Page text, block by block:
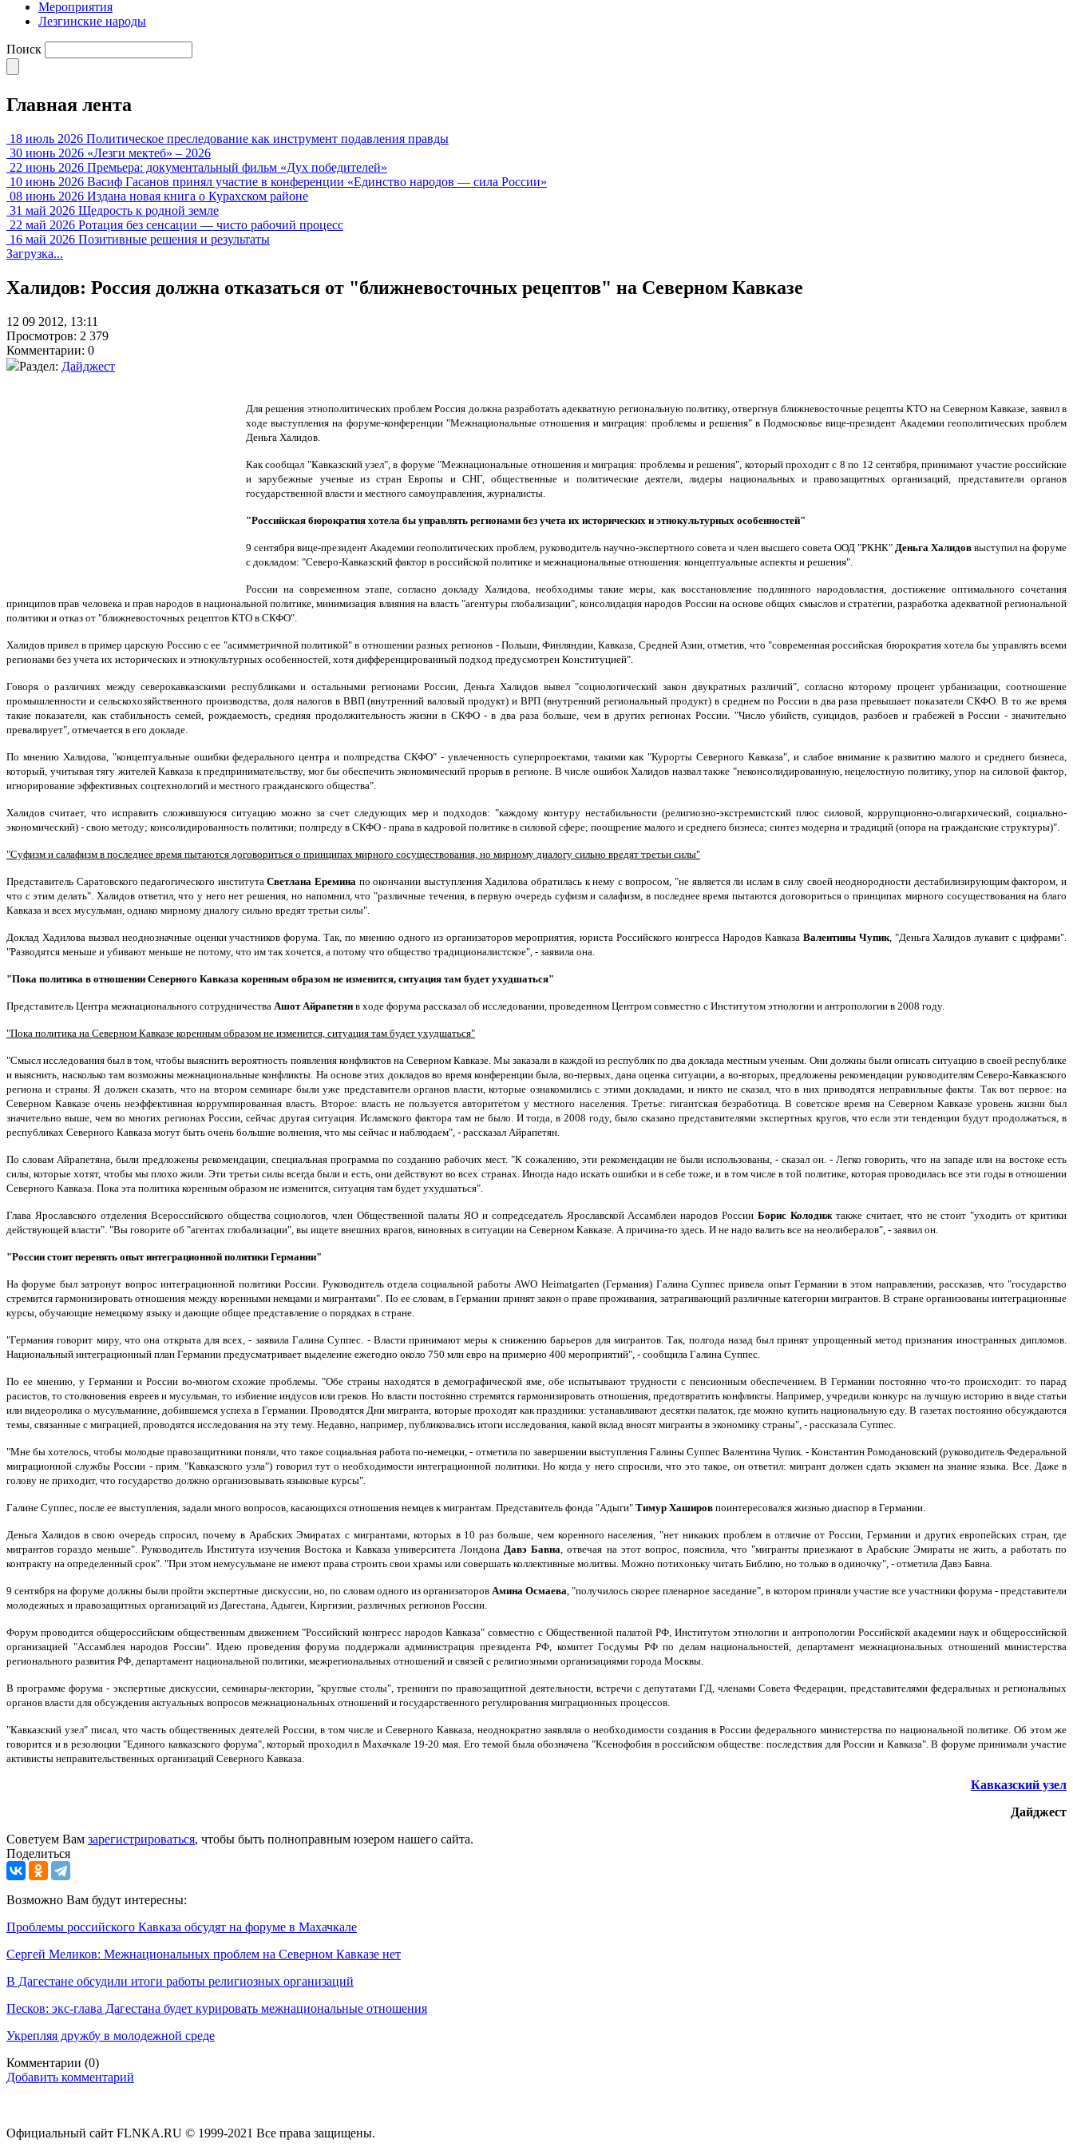
Мероприятия
Лезгинские народы
Поиск
Главная лента
18 июль 2026 Политическое преследование как инструмент подавления правды
30 июнь 2026 «Лезги мектеб» – 2026
22 июнь 2026 Премьера: документальный фильм «Дух победителей»
10 июнь 2026 Васиф Гасанов принял участие в конференции «Единство народов — сила России»
08 июнь 2026 Издана новая книга о Курахском районе
31 май 2026 Щедрость к родной земле
22 май 2026 Ротация без сенсации — чисто рабочий процесс
16 май 2026 Позитивные решения и результаты
Загрузка...
Халидов: Россия должна отказаться от "ближневосточных рецептов" на Северном Кавказе
12 09 2012, 13:11
Просмотров: 2 379
Комментарии: 0
Раздел: Дайджест
Для решения этнополитических проблем Россия должна разработать адекватную региональную политику, отвергнув ближневосточные рецепты КТО на Северном Кавказе, заявил в
ходе выступления на форуме-конференции "Межнациональные отношения и миграция: проблемы и решения" в Подмосковье вице-президент Академии геополитических проблем
Деньга Халидов.
Как сообщал "Кавказский узел", в форуме "Межнациональные отношения и миграция: проблемы и решения", который проходит с 8 по 12 сентября, принимают участие российские
и зарубежные ученые из стран Европы и СНГ, общественные и политические деятели, лидеры национальных и правозащитных организаций, представители органов
государственной власти и местного самоуправления, журналисты.
"Российская бюрократия хотела бы управлять регионами без учета их исторических и этнокультурных особенностей"
9 сентября вице-президент Академии геополитических проблем, руководитель научно-экспертного совета и член высшего совета ООД "РКНК" Деньга Халидоввыступил на форуме
с докладом: "Северо-Кавказский фактор в российской политике и межнациональные отношения: концептуальные аспекты и решения".
России на современном этапе, согласно докладу Халидова, необходимы такие меры, как восстановление подлинного народовластия, достижение оптимального сочетания
принципов прав человека и прав народов в национальной политике, минимизация влияния на власть "агентуры глобализации", консолидация народов России на основе общих смыслов и стратегии, разработка адекватной региональной
политики и отказ от "ближневосточных рецептов КТО в СКФО".
Халидов привел в пример царскую Россию с ее "асимметричной политикой" в отношении разных регионов - Польши, Финляндии, Кавказа, Средней Азии, отметив, что "современная российская бюрократия хотела бы управлять всеми
регионами без учета их исторических и этнокультурных особенностей, хотя дифференцированный подход предусмотрен Конституцией".
Говоря о различиях между северокавказскими республиками и остальными регионами России, Деньга Халидов вывел "социологический закон двукратных различий", согласно которому процент урбанизации, соотношение
промышленности и сельскохозяйственного производства, доля налогов в ВВП (внутренний валовый продукт) и ВРП (внутренний региональный продукт) в среднем по России в два раза превышает показатели СКФО. В то же время
такие показатели, как стабильность семей, рождаемость, средняя продолжительность жизни в СКФО - в два раза больше, чем в других регионах России. "Число убийств, суицидов, разбоев и грабежей в России - значительно
превалирует", отмечается в его докладе.
По мнению Халидова, "концептуальные ошибки федерального центра и полпредства СКФО" - увлеченность суперпроектами, такими как "Курорты Северного Кавказа", и слабое внимание к развитию малого и среднего бизнеса,
который, учитывая тягу жителей Кавказа к предпринимательству, мог бы обеспечить экономический прорыв в регионе. В числе ошибок Халидов назвал также "неконсолидированную, нецелостную политику, упор на силовой фактор,
игнорирование эффективных соцтехнологий и местного гражданского общества".
Халидов считает, что исправить сложившуюся ситуацию можно за счет следующих мер и подходов: "каждому контуру нестабильности (религиозно-экстремистский плюс силовой, коррупционно-олигархический, социально-
экономический) - свою методу; консолидированность политики; полпреду в СКФО - права в кадровой политике в силовой сфере; поощрение малого и среднего бизнеса; синтез модерна и традиций (опора на гражданские структуры)".
"Суфизм и салафизм в последнее время пытаются договориться о принципах мирного сосуществования, но мирному диалогу сильно вредят третьи силы"
Представитель Саратовского педагогического институтаСветлана Еремина по окончании выступления Хадилова обратилась к нему с вопросом, "не является ли ислам в силу своей неоднородности дестабилизирующим фактором, и
что с этим делать". Халидов ответил, что у него нет решения, но напомнил, что "различные течения, в первую очередь суфизм и салафизм, в последнее время пытаются договориться о принципах мирного сосуществования на благо
Кавказа и всех мусульман, однако мирному диалогу сильно вредят третьи силы".
Доклад Хадилова вызвал неоднозначные оценки участников форума. Так, по мнению одного из организаторов мероприятия, юриста Российского конгресса Народов Кавказа Валентины Чупик, "Деньга Халидов лукавит с цифрами".
"Разводятся меньше и убивают меньше не потому, что им так хочется, а потому что общество традиционалистское", - заявила она.
"Пока политика в отношении Северного Кавказа коренным образом не изменится, ситуация там будет ухудшаться"
Представитель Центра межнационального сотрудничества Ашот Айрапетян в ходе форума рассказал об исследовании, проведенном Центром совместно с Институтом этнологии и антропологии в 2008 году.
"Пока политика на Северном Кавказе коренным образом не изменится, ситуация там будет ухудшаться"
"Смысл исследования был в том, чтобы выяснить вероятность появления конфликтов на Северном Кавказе. Мы заказали в каждой из республик по два доклада местным ученым. Они должны были описать ситуацию в своей республике
и выяснить, насколько там возможны межнациональные конфликты. На основе этих докладов во время конференции была, во-первых, дана оценка ситуации, а во-вторых, предложены рекомендации руководителям Северо-Кавказского
региона и страны. Я должен сказать, что на втором семинаре были уже представители органов власти, которые ознакомились с этими докладами, и никто не сказал, что в них приводятся неправильные факты. Так вот первое: на
Северном Кавказе очень неэффективная коррумпированная власть. Второе: власть не пользуется авторитетом у местного населения. Третье: гигантская безработица. В советское время на Северном Кавказе уровень жизни был
значительно выше, чем во многих регионах России, сейчас другая ситуация. Исламского фактора там не было. И тогда, в 2008 году, было сказано представителями экспертных кругов, что если эти тенденции будут продолжаться, в
республиках Северного Кавказа могут быть очень большие волнения, что мы сейчас и наблюдаем", - рассказал Айрапетян.
По словам Айрапетяна, были предложены рекомендации, специальная программа по созданию рабочих мест. "К сожалению, эти рекомендации не были использованы, - сказал он. - Легко говорить, что на западе или на востоке есть
силы, которые хотят, чтобы мы плохо жили. Эти третьи силы всегда были и есть, они действуют во всех странах. Иногда надо искать ошибки и в себе тоже, и в том числе в той политике, которая проводилась все эти годы в отношении
Северного Кавказа. Пока эта политика коренным образом не изменится, ситуация там будет ухудшаться".
Глава Ярославского отделения Всероссийского общества социологов, член Общественной палаты ЯО и сопредседатель Ярославской Ассамблеи народов РоссииБорис Колодижтакже считает, что не стоит "уходить от критики
действующей власти". "Вы говорите об "агентах глобализации", вы ищете внешних врагов, виновных в ситуации на Северном Кавказе. А причина-то здесь. И не надо валить все на неолибералов", - заявил он.
"России стоит перенять опыт интеграционной политики Германии"
На форуме был затронут вопрос интеграционной политики России. Руководитель отдела социальной работы AWO Heimatgarten (Германия) Галина Суппес привела опыт Германии в этом направлении, рассказав, что "государство
стремится гармонизировать отношения между коренными немцами и мигрантами". По ее словам, в Германии принят закон о праве проживания, затрагивающий различные категории мигрантов. В стране организованы интеграционные
курсы, обучающие немецкому языку и дающие общее представление о порядках в стране.
"Германия говорит миру, что она открыта для всех, - заявила Галина Суппес. - Власти принимают меры к снижению барьеров для мигрантов. Так, полгода назад был принят упрощенный метод признания иностранных дипломов.
Национальный интеграционный план Германии предусматривает выделение ежегодно около 750 млн евро на примерно 400 мероприятий", - сообщила Галина Суппес.
По ее мнению, у Германии и России во-многом схожие проблемы. "Обе страны находятся в демографической яме, обе испытывают трудности с пенсионным обеспечением. В Германии постоянно что-то происходит: то парад
расистов, то столкновения евреев и мусульман, то избиение индусов или греков. Но власти постоянно стремятся гармонизировать отношения, предотвратить конфликты. Например, учредили конкурс на лучшую историю в виде статьи
или видеоролика о мусульманине, добившемся успеха в Германии. Проводятся Дни мигранта, которые проходят как праздники: устанавливают десятки палаток, где можно купить национальную еду. В газетах постоянно обсуждаются
темы, связанные с миграцией, проводятся исследования на эту тему. Недавно, например, публиковались итоги исследования, какой вклад вносят мигранты в экономику страны", - рассказала Суппес.
"Мне бы хотелось, чтобы молодые правозащитники поняли, что такое социальная работа по-немецки, - отметила по завершении выступления Галины Суппес Валентина Чупик. - Константин Ромодановский (руководитель Федеральной
миграционной службы России - прим. "Кавказского узла") говорил тут о необходимости интеграционной политики. Но когда у него спросили, что это такое, он ответил: мигрант должен сдать экзамен на знание языка. Все. Даже в
голову не приходит, что государство должно организовывать языковые курсы".
Галине Суппес, после ее выступления, задали много вопросов, касающихся отношения немцев к мигрантам. Представитель фонда "Адыги" Тимур Хаширов поинтересовался жизнью диаспор в Германии.
Деньга Халидов в свою очередь спросил, почему в Арабских Эмиратах с мигрантами, которых в 10 раз больше, чем коренного населения, "нет никаких проблем в отличие от России, Германии и других европейских стран, где
мигрантов гораздо меньше". Руководитель Института изучения Востока и Кавказа университета Лондона Давэ Бавна , отвечая на этот вопрос, пояснила, что "мигранты приезжают в Арабские Эмираты не жить, а работать по
контракту на определенный срок". "При этом немусульмане не имеют права строить свои храмы или совершать коллективные молитвы. Можно потихоньку читать Библию, но только в одиночку", - отметила Давэ Бавна.
9 сентября на форуме должны были пройти экспертные дискуссии, но, по словам одного из организаторов Амина Осмаева , "получилось скорее пленарное заседание", в котором приняли участие все участники форума - представители
молодежных и правозащитных организаций из Дагестана, Адыгеи, Киргизии, различных регионов России.
Форум проводится общероссийским общественным движением "Российский конгресс народов Кавказа" совместно с Общественной палатой РФ, Институтом этнологии и антропологии Российской академии наук и общероссийской
организацией "Ассамблея народов России". Идею проведения форума поддержали администрация президента РФ, комитет Госдумы РФ по делам национальностей, департамент межнациональных отношений министерства
регионального развития РФ, департамент национальной политики, межрегиональных отношений и связей с религиозными организациями города Москвы.
В программе форума - экспертные дискуссии, семинары-лектории, "круглые столы", тренинги по правозащитной деятельности, встречи с депутатами ГД, членами Совета Федерации, представителями федеральных и региональных
органов власти для обсуждения актуальных вопросов межнациональных отношений и государственного регулирования миграционных процессов.
"Кавказский узел" писал, что часть общественных деятелей России, в том числе и Северного Кавказа, неоднократно заявляла о необходимости создания в России федерального министерства по национальной политике. Об этом же
говорится и в резолюции "Единого кавказского форума", который проходил в Махачкале 19-20 мая. Его темой была обозначена "Ксенофобия в российском обществе: последствия для России и Кавказа". В форуме принимали участие
активисты неправительственных организаций Северного Кавказа.
Кавказский узел
Дайджест
Советуем Вам зарегистрироваться, чтобы быть полноправным юзером нашего сайта.
Поделиться
Возможно Вам будут интересны:
Проблемы российского Кавказа обсудят на форуме в Махачкале
Сергей Меликов: Межнациональных проблем на Северном Кавказе нет
В Дагестане обсудили итоги работы религиозных организаций
Песков: экс-глава Дагестана будет курировать межнациональные отношения
Укрепляя дружбу в молодежной среде
Комментарии (0)
Добавить комментарий
Официальный сайт FLNKA.RU © 1999-2021 Все права защищены.